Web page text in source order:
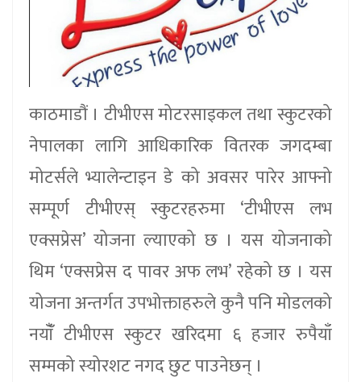
काठमाडौं । टीभीएस मोटरसाइकल तथा स्कुटरको
नेपालका लागि आधिकारिक वितरक जगदम्बा
मोटर्सले भ्यालेन्टाइन डे को अवसर पारेर आफ्नो
सम्पूर्ण टीभीएस् स्कुटरहरुमा ‘टीभीएस लभ
एक्सप्रेस’ योजना ल्याएको छ । यस योजनाको
थिम ‘एक्सप्रेस द पावर अफ लभ’ रहेको छ । यस
योजना अन्तर्गत उपभोक्ताहरुले कुनै पनि मोडलको
नयाँँ टीभीएस स्कुटर खरिदमा ६ हजार रुपैयाँ
सम्मको स्योरशट नगद छुट पाउनेछन् ।